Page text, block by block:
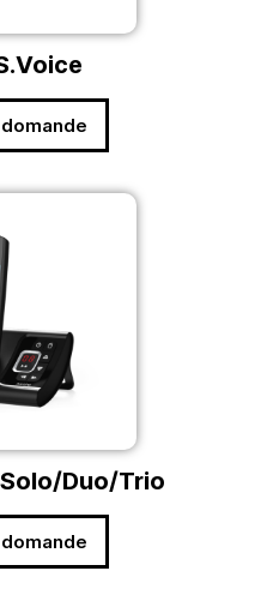
Duo/Trio